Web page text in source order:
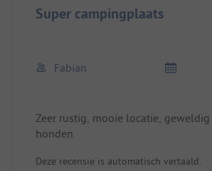
Super campingplaats
Fabian
Zeer rustig, mooie locatie,
honden
Deze recensie is automatisch vertaald.